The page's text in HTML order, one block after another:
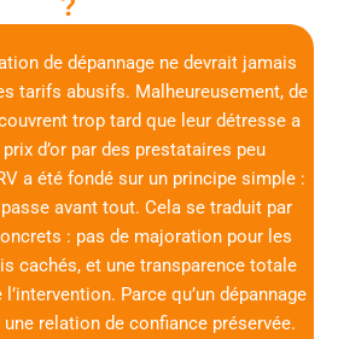
de dépannage ne devrait jamais
tarifs abusifs. Malheureusement, de
trop tard que leur détresse a
d’or par des prestataires peu
a été fondé sur un principe simple :
avant tout. Cela se traduit par
: pas de majoration pour les
cachés, et une transparence totale
Parce qu’un dépannage
une relation de confiance préservée.